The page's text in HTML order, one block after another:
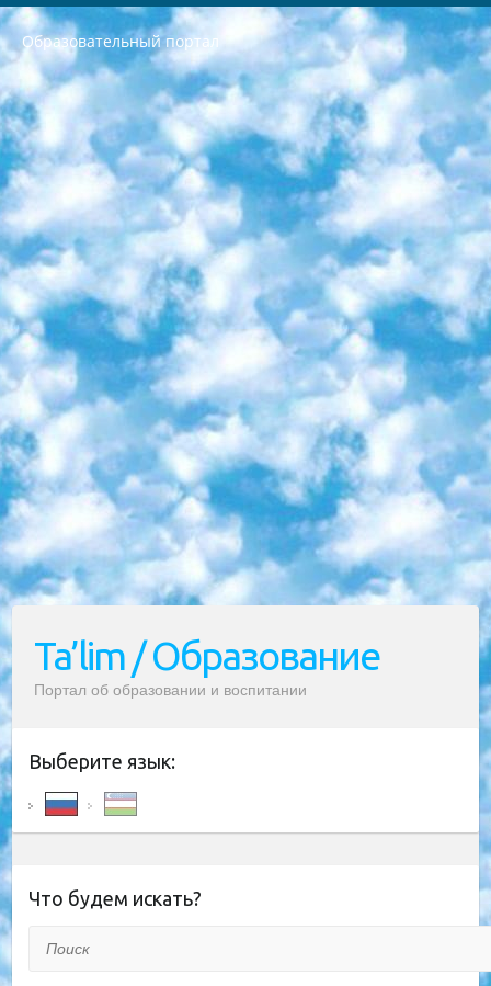
Образовательный портал
РЕСПУБЛИКА УЗБЕКИСТАН МИНИСТРЕРСТВО ДОШКОЛЬНОГО И ШКОЛЬНОГО ОБРАЗОВАНИЯ КОМАНДА в общеобразовательных учреждениях в 2023-2024 учебном году организация и проведение итоговой государственной аттестации обучающихся о Министра дошкольного и школьного образования Республики Узбекистан от 4 марта 2008 года (постановлением Минюста от 20 марта 2008 года № 1778 государственной регистрации) «Итоговое состояние учащихся общего среднего образования на основании положения об утверждении положения об аттестации общего среднего образования выпускной экзамен студентов в образовательных учреждениях в 2023-2024 учебном году В целях организации и прохождения аттестации приказываю: 1. Следующее: перечень предметов, по которым будет проводиться итоговая государственная аттестация и экзамен формы перевода согласно приложению 1; сертификаты международного образца, оценивающие уровень владения иностранными языками перечень согласно приложению 2; 2. Педагогический при специализированных образовательных учреждениях. научно-практический центр квалификации и международной оценки (Д.Давидова) 2024 г. До 25 марта: задания по предметам, по которым будет проводиться итоговая аттестация разработка и утверждение технических условий; итоговая аттестация на основании разработанного предметного задания разработка вопросов по предметам (устно и письменно), экзамен передача; общеобразовательные средние школы и специальные учебные заведения учащиеся выпускных классов школ и интернатов в агентской системе подготовка базы данных экзаменационных материалов и критериев оценки; перевод базы экзаменационных материалов на все языки обучения подать в Республиканский образовательный центр для изготовления; варианты экзаменов на основе разработанных контрольных материалов пусть будут поставлены задачи формирования. 3. Республиканский образовательный центр (Ш.Худайкулов) до 5 апреля 2024 года. до: база данных предоставленных экзаменационных материалов на все языки обучения перевод и экспертиза; для слепых, слабовидящих, глухих, слабослышащих и умственно отсталых детей учащиеся выпускных классов специализированных школ и школ-интернатов база данных экзаменационных материалов на всех преподаваемых языках подготовка критериев оценки; специализированные школы для умственно отсталых детей и технологии для учащихся выпускных классов школ-интернатов разработка соответствующих рекомендаций и критериев проведения ЕГЭ по естествознанию давать задания. 4. Педагогический при специализированных образовательных учреждениях. Научно-практический центр навыков и международной оценки (Д.Давидова), Республика образовательный центр (Худайкулов Ш.) итоговый государственный аттестационный экзамен ориентирован на творческое и логическое мышление при подготовке базы материалов учитывать введение заданий. 5. Следует отметить, что: сертификат государственного образца о знании общеобразовательного предмета и как минимум национальный уровень B1 по предметам на иностранных языках, указанным в Приложении 2. или международно признанный сертификат эквивалентного уровня студенты, изучающие определенный предмет, освобождаются от экзамена; по соответствующим предметам запланирована итоговая государственная аттестация за день до дня, путем жеребьевки Рабочей группой (в письменной форме по предметам, проводимым в форме) из числа сформированных вариантов выбрано 2 варианта; 2 выбранных варианта экзамена анонсированы на официальном сайте министерства и все выпускники по всей стране на основе этих вариантов проводит итоговую государственную аттестацию. 6. Государственное образование учащихся средних общеобразовательных учреждений. знания в соответствии с квалификационными требованиями, которые необходимо приобрести на основании стандартов итоговый (выпускной) контроль для 9 и 11 классов в целях тестирования Экзамены (далее – экзамены) состоят из предметов, перечисленных в приложении 1. будет сделано. 7. Экзамены пройдут с 26 мая по 15 июня 2024 г. (кроме науки физического воспитания). 8. Физическая для учащихся 9 классов общесредних образовательных учреждений. Экзамены по предмету «Образование, квалификация медицина» 1-6 мая 2024 года. сотрудники перевести под присмотр (с отклонениями в физическом или умственном развитии) специализированная школа для детей, школы-интернаты и со сколиозом школы-интернаты санаторного типа для больных детей исключены). 9. Он был слепым, слабовидящим и имел нарушения опорно-двигательного аппарата. экзамены в специализированных школах и интернатах для детей должны проводиться исходя из требований, предъявляемых к общеобразовательным учреждениям (физкультура кроме науки). 10. Специализированная школа для глухих и слабослышащих детей. и экзамены в интернатах и быть реализован в виде письменного теста по математике. 11. Специальность для умственно отсталых детей. Для 9 класса Родной язык и литературное письмо Государственный язык (язык обучения – узбекский). для неклассов) написано Математическое письмо Письменная/устная история Узбекистана Физическое воспитание практично Итоговый контроль Для 11 класса Написание родного языка и литературы (эссе) Математическое письмо Узбекский язык (обучение на узбекском языке) не посещающее общее среднее образование для учреждений)/Образовательное учреждение выбор письменный и устный Иностранный язык письменный/устный Письменная/устная история Узбекистана *По выбору студента:  Химия  Физика  Основы государственного права  География 10 бесплатных образовательных ресурсов - Мы составили подборку онлайн-проектов с интерактивными упражнениями, видеолекциями и статьями. Они помогут вам обрести новые и освежить старые знания бесплатно. 1. «ИНТУИТ» Старейшая образовательная площадка Рунета. Здесь вы найдёте сотни текстовых и видеокурсов на десятки различных тем — от программирования до психологии. Многие курсы подготовлены российскими университетами и крупными международными компаниями вроде Intel и Microsoft. Самостоятельное обучение бесплатное, но желающие могут оплатить услуги персональных наставников. 2. «Смартия» знакомит с актуальными профессиями и подсказывает, как им обучаться. Выбрав заинтересовавшую вас специальность — SMM-специалист, фотограф, веб-дизайнер или другую, — увидите список необходимых для неё умений. Чтобы вы могли освоить их самостоятельно, для каждого умения площадка отображает подборку ссылок на учебные материалы. Хотя «Смартия» ориентируется на русскоязычную аудиторию, часть контента всё же доступна только на английском. 3. «Лекторий Физтеха» Проект Московского физико-технического института (Физтеха). С его помощью вы можете смотреть онлайн серии лекций, записанные на видео в этом вузе. В числе доступных предметов — физика, биология, химия, информационные технологии и другие. К некоторым лекциям администрация ресурса прилагает готовые конспекты, которые можно скачивать в PDF-формате. 4. ITMOcourses Онлайн-площадка Санкт-Петербургского национального исследовательского университета информационных технологий, механики и оптики (ИТМО). Ресурс предоставляет свободный доступ к курсам, разработанным в этом вузе. Каталог материалов разбит на четыре категории: «Оптические системы и технологии», «Приборостроение и робототехника», «Информационные технологии» и «Биотехнологии». Курсы состоят из видеолекций, интерактивных демонстраций и заданий. 5. «КиберЛенинка» Электронная научная библиотека открытого доступа. Каталог площадки регулярно обрастает текстами статей из различных научных изданий. Сгруппированные по журналам и рубрикам публикации можно читать онлайн или скачивать целиком в PDF-формате. Проект нацелен на популяризацию науки за счёт открытого доступа к качественной информации. 6. «ПостНаука» На этом ресурсе публикуют подборки видеолекций, составленные экспертами из разных отраслей и объединённые общими темами. Среди них, к примеру, есть серии «Биоинформатика и геномика», «Культура средневековой Скандинавии» и Cinema Studies о теории кино. Каждая подборка лекций — логически связанная история, рассказанная экспертом от первого лица. Кроме того, на сайте появляются научно-образовательные статьи и тесты на разные темы. 7. «Newочём» Команда проекта «Newочём» отбирает самые интересные тексты из англоязычных СМИ и переводит те из них, за которые голосуют участники сообщества «ВКонтакте». По большей части это научно-популярные статьи. Редакторы придумывают лишь заголовки, в остальном содержание переводов соответствует оригиналам. Полные тексты можно читать прямо в социальной сети. 8. InternetUrok Онлайн-база материалов по основным дисциплинам школьной программы. Информация на сайте структурирована по классам, предметам и темам (урокам). Каждый урок состоит из видеолекций и конспектов. Есть также интерактивные тренажёры и тесты для закрепления пройденного материала. Даже если вы давно окончили школу, возможность повторить программу старших классов всегда может пригодиться. 9. Edutainme Ещё один ресурс об образовании. В отличие от Newtonew, как мне кажется, Edutainme больше ориентируется на представителей индустрии: педагогов, предпринимателей, разработчиков образовательных проектов. Но и любой, кто просто стремится к саморазвитию, найдёт на сайте много полезного и интересного для себя. Например, информацию о новых курсах и образовательных сервисах. 10. Newtonew Онлайн-медиа об образовании и обучении в широком смысле. Авторы Newtonew пишут об инструментах, заведениях, тактиках и стратегиях, которые помогают учить других и получать новые знания самостоятельно. На этой площадке вы найдёте новости, обзоры, аналитические мат
Ta’lim / Образование
Портал об образовании и воспитании
Выберите язык:
Что будем искать?